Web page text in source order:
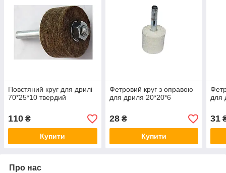
Повстяний круг для дрилі
70*25*10 твердий
110 ₴
Купити
Фетровий круг з оправою
для дриля 20*20*6
28₴
Купити
для
31
Про нас